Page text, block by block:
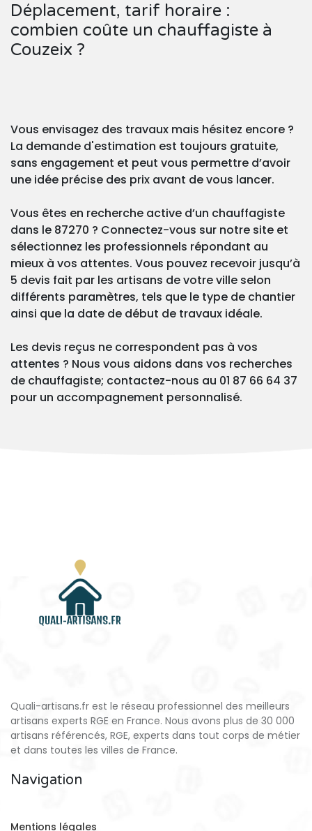
Déplacement, tarif horaire :
combien coûte un chauffagiste à
Couzeix ?
Vous envisagez des travaux mais hésitez encore ?
La demande d'estimation est toujours gratuite,
sans engagement et peut vous permettre d’avoir
une idée précise des prix avant de vous lancer.
Vous êtes en recherche active d’un chauffagiste
dans le 87270 ? Connectez-vous sur notre site et
sélectionnez les professionnels répondant au
mieux à vos attentes. Vous pouvez recevoir jusqu’à
5 devis fait par les artisans de votre ville selon
différents paramètres, tels que le type de chantier
ainsi que la date de début de travaux idéale.
Les devis reçus ne correspondent pas à vos
attentes ? Nous vous aidons dans vos recherches
de chauffagiste; contactez-nous au 01 87 66 64 37
pour un accompagnement personnalisé.
Quali-artisans.fr est le réseau professionnel des meilleurs
artisans experts RGE en France. Nous avons plus de 30 000
artisans référencés, RGE, experts dans tout corps de métier
et dans toutes les villes de France.
Navigation
Mentions légales